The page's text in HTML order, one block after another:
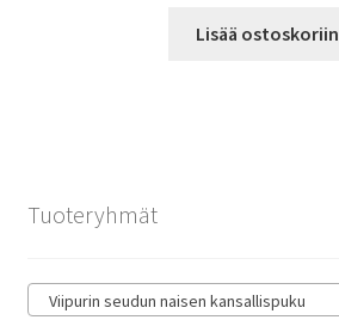
Lisää ostoskoriin
Tuoteryhmät
Viipurin seudun naisen kansallispuku